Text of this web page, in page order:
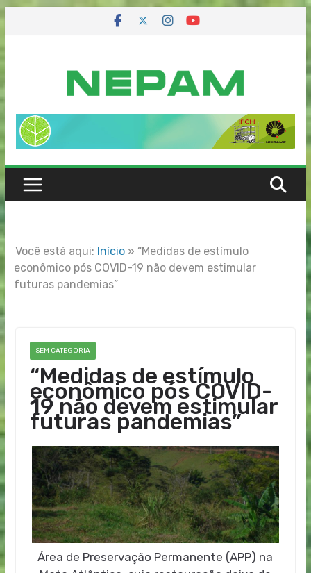
content
Você está aqui: Início» “Medidas de estímulo
econômico pós COVID-19 não devem estimular
futuras pandemias”
SEM CATEGORIA
“Medidas de estímulo
econômico pós COVID-
19 não devem estimular
futuras pandemias”
Área de Preservação Permanente (APP) na